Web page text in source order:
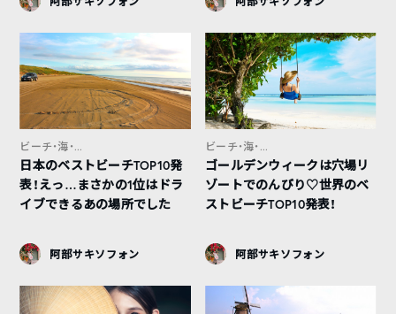
ビーチ・海・...
日本のベストビーチTOP10発
表！えっ…まさかの1位はドラ
イブできるあの場所でした
阿部サキソフォン
ビーチ・海・...
ゴールデンウィークは穴場リ
ゾートでのんびり♡世界のベ
ストビーチTOP10発表！
阿部サキソフォン